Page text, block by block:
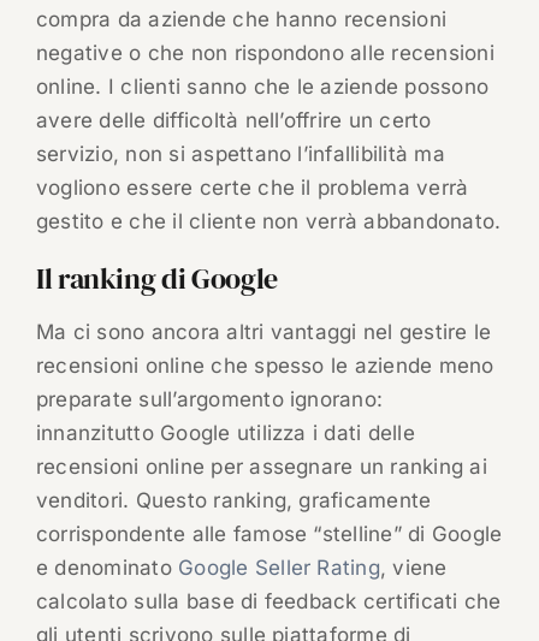
compra da aziende che hanno recensioni
negative o che non rispondono alle recensioni
online. I clienti sanno che le aziende possono
avere delle difficoltà nell’offrire un certo
servizio, non si aspettano l’infallibilità ma
vogliono essere certe che il problema verrà
gestito e che il cliente non verrà abbandonato.
Il ranking di Google
Ma ci sono ancora altri vantaggi nel gestire le
recensioni online che spesso le aziende meno
preparate sull’argomento ignorano:
innanzitutto Google utilizza i dati delle
recensioni online per assegnare un ranking ai
venditori. Questo ranking, graficamente
corrispondente alle famose “stelline” di Google
e denominato Google Seller Rating, viene
calcolato sulla base di feedback certificati che
gli utenti scrivono sulle piattaforme di